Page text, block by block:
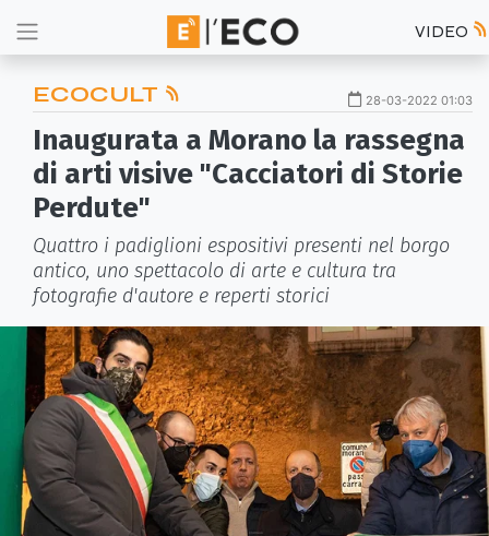
VIDEO
ECOCULT 28-03-2022 01:03
Inaugurata a Morano la rassegna
di arti visive "Cacciatori di Storie
Perdute"
Quattro i padiglioni espositivi presenti nel borgo
antico, uno spettacolo di arte e cultura tra
fotografie d'autore e reperti storici